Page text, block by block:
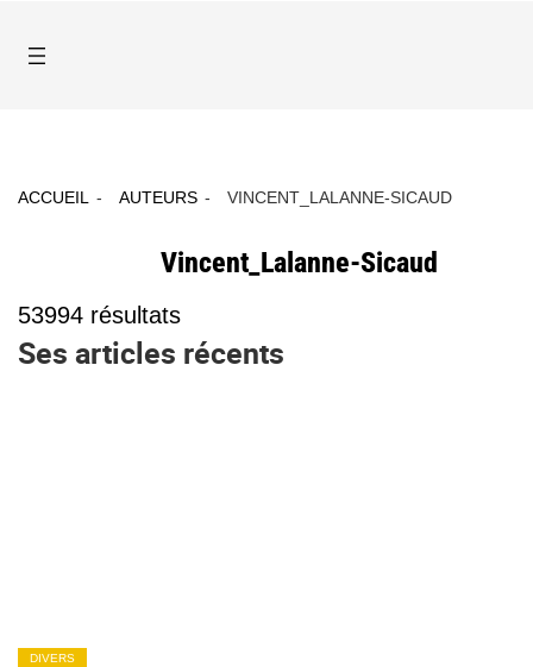
ACCUEIL AUTEURS VINCENT_LALANNE-SICAUD
Vincent_Lalanne-Sicaud
53994 résultats
Ses articles récents
DIVERS